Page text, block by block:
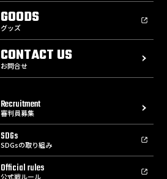
GOODS
グッズ
CONTACT US
お問合せ
Recruitment
審判員募集
SDGs
SDGsの取り組み
Official rules
公式戦ルール